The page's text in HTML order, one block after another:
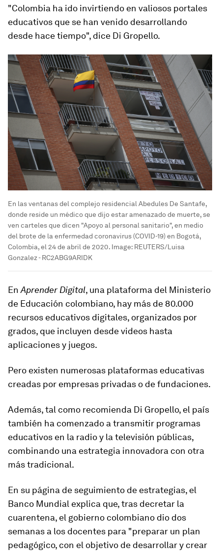
"Colombia ha ido invirtiendo en valiosos portales
educativos que se han venido desarrollando
desde hace tiempo", dice Di Gropello.
En las ventanas del complejo residencial Abedules De Santafe,
donde reside un médico que dijo estar amenazado de muerte, se
ven carteles que dicen "Apoyo al personal sanitario", en medio
del brote de la enfermedad coronavirus (COVID-19) en Bogotá,
Colombia, el 24 de abril de 2020. Image: REUTERS/Luisa
Gonzalez - RC2ABG9ARIDK
En Aprender Digital, una plataforma del Ministerio
de Educación colombiano, hay más de 80.000
recursos educativos digitales, organizados por
grados, que incluyen desde videos hasta
aplicaciones y juegos.
Pero existen numerosas plataformas educativas
creadas por empresas privadas o de fundaciones.
Además, tal como recomienda Di Gropello, el país
también ha comenzado a transmitir programas
educativos en la radio y la televisión públicas,
combinando una estrategia innovadora con otra
más tradicional.
En su página de seguimiento de estrategias, el
Banco Mundial explica que, tras decretar la
cuarentena, el gobierno colombiano dio dos
semanas a los docentes para "preparar un plan
pedagógico, con el objetivo de desarrollar y crear